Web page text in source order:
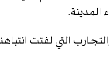
التي لفتت